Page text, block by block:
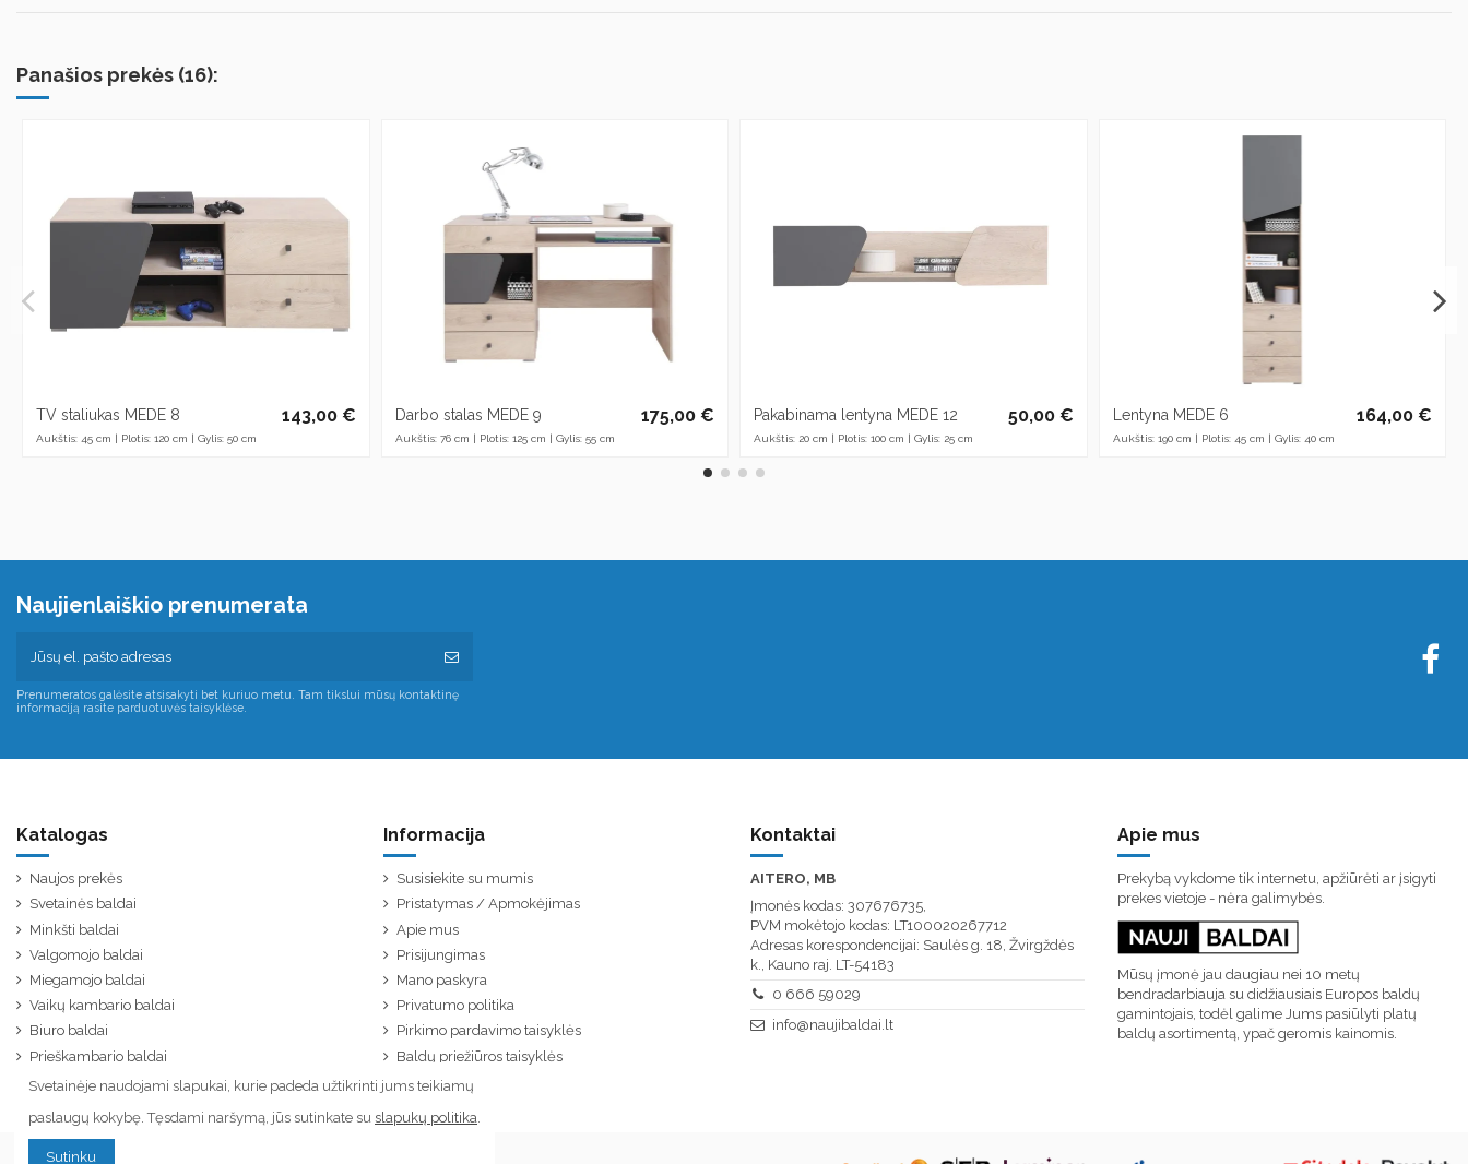
Panašios prekės (16):
TV staliukas MEDE 8
Aukštis: 45 cm | Plotis: 120 cm | Gylis: 50 cm
143,00 € Darbo stalas MEDE 9
Aukštis: 76 cm | Plotis: 125 cm | Gylis: 55 cm
175,00 € Pakabinama lentyna MEDE 12
Aukštis: 20 cm | Plotis: 100 cm | Gylis: 25 cm
50,00 € Lentyna MEDE 6
Aukštis: 190 cm | Plotis: 45 cm | Gylis: 40 cm
164,00 €
Naujienlaiškio prenumerata
Prenumeratos galėsite atsisakyti bet kuriuo metu. Tam tikslui mūsų kontaktinę
informaciją rasite parduotuvės taisyklėse.
Katalogas
Naujos prekės
Svetainės baldai
Minkšti baldai
Valgomojo baldai
Miegamojo baldai
Vaikų kambario baldai
Biuro baldai
Prieškambario baldai
Informacija
Susisiekite su mumis
Pristatymas / Apmokėjimas
Apie mus
Prisijungimas
Mano paskyra
Privatumo politika
Pirkimo pardavimo taisyklės
Baldų priežiūros taisyklės
Kontaktai
AITERO, MB
Įmonės kodas: 307676735,
PVM mokėtojo kodas: LT100020267712
Adresas korespondencijai: Saulės g. 18, Žvirgždės
k., Kauno raj. LT-54183
0 666 59029
info@naujibaldai.lt
Apie mus
Prekybą vykdome tik internetu, apžiūrėti ar įsigyti
prekes vietoje - nėra galimybės.
Mūsų įmonė jau daugiau nei 10 metų
bendradarbiauja su didžiausiais Europos baldų
gamintojais, todėl galime Jums pasiūlyti platų
baldų asortimentą, ypač geromis kainomis.
Svetainėje naudojami slapukai, kurie padeda užtikrinti jums teikiamų
paslaugų kokybę. Tęsdami naršymą, jūs sutinkate su slapukų politika
Sutinku